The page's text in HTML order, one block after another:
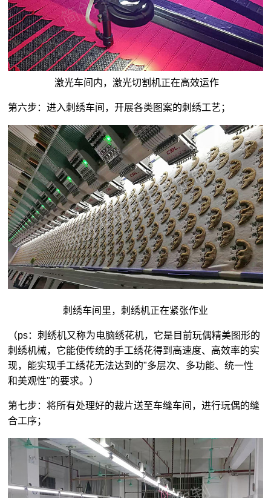
激光车间内，激光切割机正在高效运作
第六步：进入刺绣车间，开展各类图案的刺绣工艺；
刺绣车间里，刺绣机正在紧张作业
（ps：刺绣机又称为电脑绣花机，它是目前玩偶精美图形的
刺绣机械，它能使传统的手工绣花得到高速度、高效率的实
现，能实现手工绣花无法达到的"多层次、多功能、统一性
和美观性"的要求。）
第七步：将所有处理好的裁片送至车缝车间，进行玩偶的缝
合工序；